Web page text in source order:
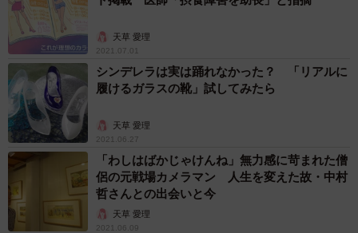
天草 愛理
2021.07.01
シンデレラは実は踊れなかった？ 「リアルに
履けるガラスの靴」試してみたら
天草 愛理
2021.06.27
「わしはばかじゃけんね」無力感に苛まれた僧
侶の元戦場カメラマン 人生を変えた故・中村
哲さんとの出会いと今
天草 愛理
2021.06.09